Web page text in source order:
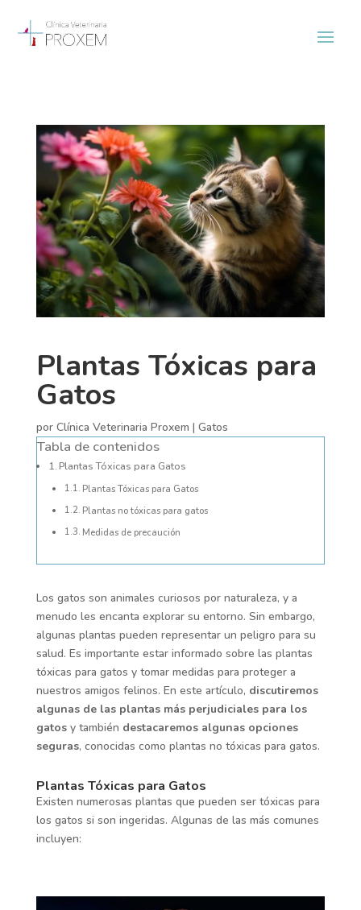
Plantas Tóxicas para
Gatos
por Clínica Veterinaria Proxem | Gatos
Tabla de contenidos
Plantas Tóxicas para Gatos
Plantas Tóxicas para Gatos
Plantas no tóxicas para gatos
Medidas de precaución
Los gatos son animales curiosos por naturaleza, y a
menudo les encanta explorar su entorno. Sin embargo,
algunas plantas pueden representar un peligro para su
salud. Es importante estar informado sobre las plantas
tóxicas para gatos y tomar medidas para proteger a
nuestros amigos felinos. En este artículo, discutiremos
algunas de las plantas más perjudiciales para los
gatosy también destacaremos algunas opciones
seguras, conocidas como plantas no tóxicas para gatos.
Plantas Tóxicas para Gatos
Existen numerosas plantas que pueden ser tóxicas para
los gatos si son ingeridas. Algunas de las más comunes
incluyen: